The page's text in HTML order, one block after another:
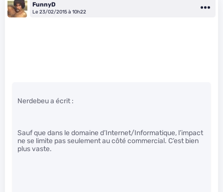
FunnyD
Le 23/02/2015 à 10h22
Nerdebeu a écrit :
Sauf que dans le domaine d’Internet/Informatique, l’impact
ne se limite pas seulement au côté commercial. C’est bien
plus vaste.